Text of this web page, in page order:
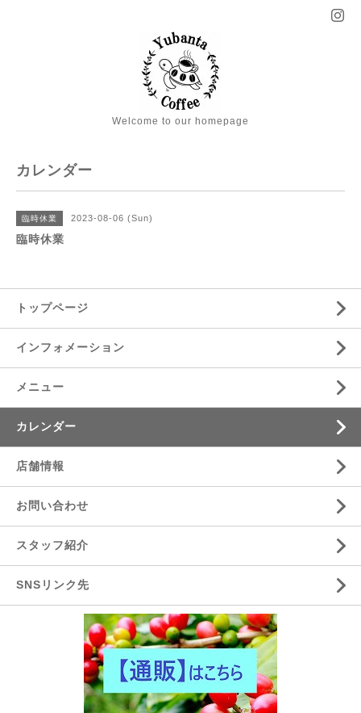
Welcome to our homepage
カレンダー
臨時休業 2023-08-06 (Sun)
臨時休業
トップページ
インフォメーション
メニュー
カレンダー
店舗情報
お問い合わせ
スタッフ紹介
SNSリンク先